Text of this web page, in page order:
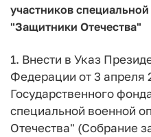
участников
"Защитники Отечества"
1. Внести в Указ
Федерации от 3 апреля
Государственного
специальной военной
Отечества" (Собрание